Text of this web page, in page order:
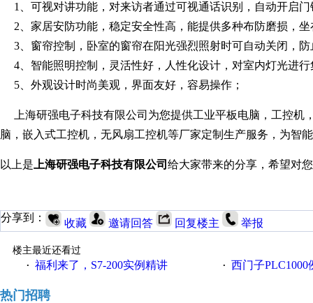
1、可视对讲功能，对来访者通过可视通话识别，自动开启
2、家居安防功能，稳定安全性高，能提供多种布防磨损，
3、窗帘控制，卧室的窗帘在阳光强烈照射时可自动关闭，
4、智能照明控制，灵活性好，人性化设计，对室内灯光进
5、外观设计时尚美观，界面友好，容易操作；
上海研强电子科技有限公司为您提供工业平板电脑，工控机
脑，嵌入式工控机，无风扇工控机等厂家定制生产服务，为智
以上是 上海研强电子科技有限公司 给大家带来的分享，希望对
分享到： 收藏 邀请回答 回复楼主 举报
楼主最近还看过
· 福利来了，S7-200实例精讲 · 西门子PLC1000
热门招聘